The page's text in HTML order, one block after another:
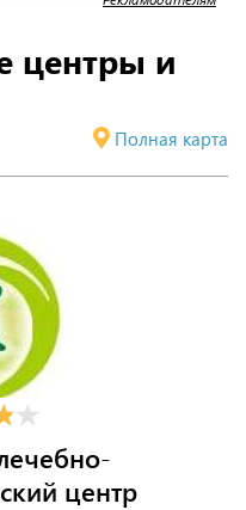
центры и
Полная карта
центр